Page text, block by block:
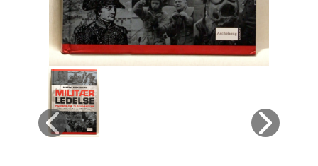
Historie
Hobby
Hus / Have
Husdyr